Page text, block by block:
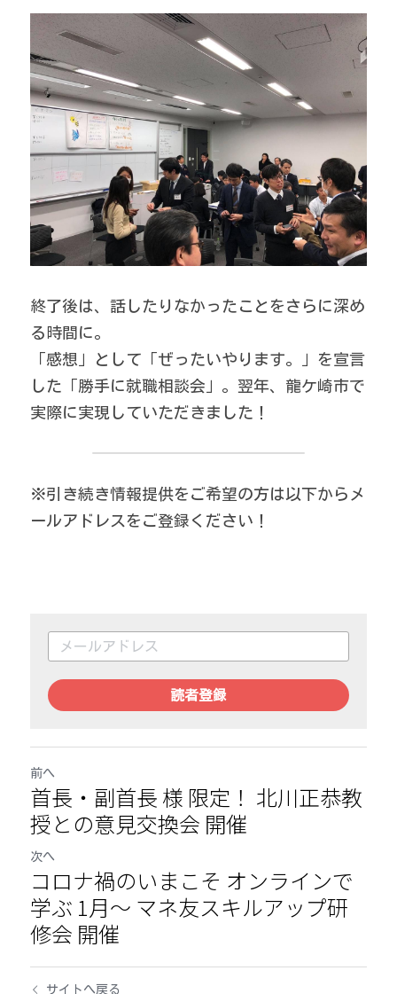
終了後は、話したりなかったことをさらに深め
る時間に。
「感想」として「ぜったいやります。」を宣言
した「勝手に就職相談会」。翌年、龍ケ崎市で
実際に実現していただきました！
※引き続き情報提供をご希望の方は以下からメ
ールアドレスをご登録ください！
読者登録
前へ
首長・副首長 様 限定！ 北川正恭教
授との意見交換会 開催
次へ
コロナ禍のいまこそ オンラインで
学ぶ 1月～ マネ友スキルアップ研
修会 開催
サイトへ戻る